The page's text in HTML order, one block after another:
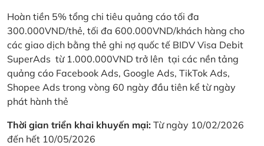
Hoàn tiền 5% tổng chi tiêu quảng cáo tối đa
300.000VND/thẻ, tối đa 600.000VND/khách hàng cho
các giao dịch bằng thẻ ghi nợ quốc tế BIDV Visa Debit
SuperAds từ 1.000.000VND trở lên tại các nền tảng
quảng cáo Facebook Ads, Google Ads, TikTok Ads,
Shopee Ads trong vòng 60 ngày đầu tiên kể từ ngày
phát hành thẻ
Thời gian triển khai khuyến mại: Từ ngày 10/02/2026
đến hết 10/05/2026